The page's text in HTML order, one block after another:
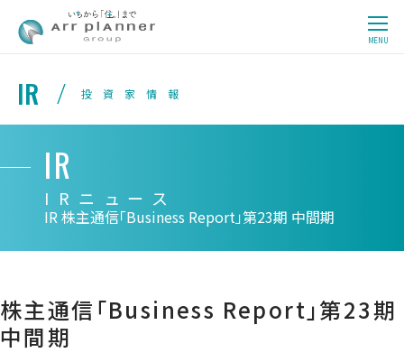
CLOSE
MENU
IR 投資家情報
IR
IRニュース
IR株主通信「Business Report」第23期 中間期
株主通信「Business Report」第23期
中間期